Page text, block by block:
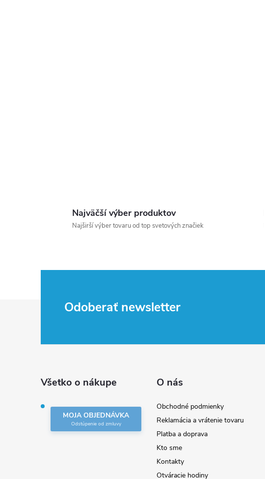
Najväčší výber produktov
Najširší výber tovaru od top svetových značiek
Odoberať newsletter
Všetko o nákupe
MOJA OBJEDNÁVKA
O nás
Obchodné podmienky
Reklamácia a vrátenie tovaru
Platba a doprava
Kto sme
Kontakty
Otváracie hodiny